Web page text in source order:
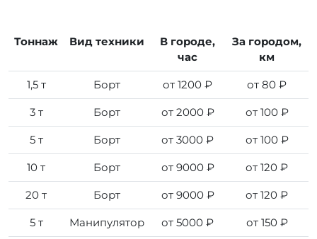
Тоннаж Вид техники
В городе,
час
За городом,
км
1,5 т Борт от 1200 ₽ от 80 ₽
3 т Борт от 2000 ₽ от 100 ₽
5 т Борт от 3000 ₽ от 100 ₽
10 т Борт от 9000 ₽ от 120 ₽
20 т Борт от 9000 ₽ от 120 ₽
5 т Манипулятор от 5000 ₽ от 150 ₽